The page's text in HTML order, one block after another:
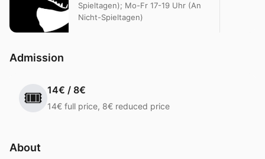
Spieltagen); Mo-Fr 17-19 Uhr (An
Nicht-Spieltagen)
Admission
🎟️ 14€ / 8€
14€ full price, 8€ reduced price
About